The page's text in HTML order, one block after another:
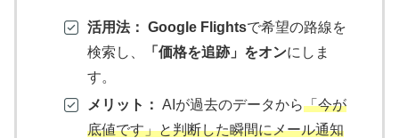
活用法： Google Flightsで希望の路線を
検索し、
「価格を追跡」をオンにしま
す。
メリット： AIが過去のデータから「今が
底値です」と判断した瞬間にメール通知